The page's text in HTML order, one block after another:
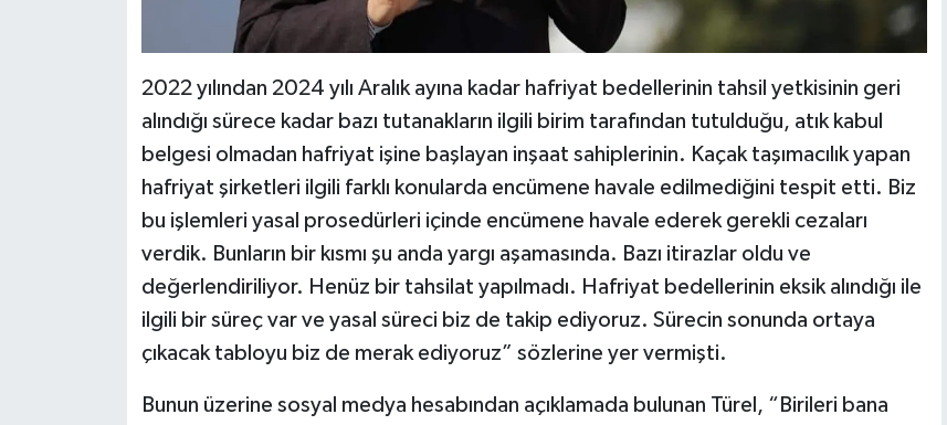
2022 yılından 2024 yılı Aralık ayına kadar hafriyat bedellerinin tahsil yetkisinin geri
alındığı sürece kadar bazı tutanakların ilgili birim tarafından tutulduğu, atık kabul
belgesi olmadan hafriyat işine başlayan inşaat sahiplerinin. Kaçak taşımacılık yapan
hafriyat şirketleri ilgili farklı konularda encümene havale edilmediğini tespit etti. Biz
bu işlemleri yasal prosedürleri içinde encümene havale ederek gerekli cezaları
verdik. Bunların bir kısmı şu anda yargı aşamasında. Bazı itirazlar oldu ve
değerlendiriliyor. Henüz bir tahsilat yapılmadı. Hafriyat bedellerinin eksik alındığı ile
ilgili bir süreç var ve yasal süreci biz de takip ediyoruz. Sürecin sonunda ortaya
çıkacak tabloyu biz de merak ediyoruz” sözlerine yer vermişti.
Bunun üzerine sosyal medya hesabından açıklamada bulunan Türel, “Birileri bana